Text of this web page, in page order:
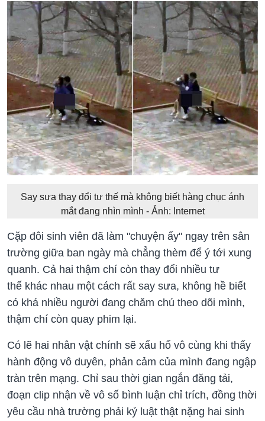
Say sưa thay đổi tư thế mà không biết hàng chục ánh
mắt đang nhìn mình - Ảnh: Internet
Cặp đôi sinh viên đã làm "chuyện ấy" ngay trên sân
trường giữa ban ngày mà chẳng thèm để ý tới xung
quanh. Cả hai thậm chí còn thay đổi nhiều tư
thế khác nhau một cách rất say sưa, không hề biết
có khá nhiều người đang chăm chú theo dõi mình,
thậm chí còn quay phim lại.
Có lẽ hai nhân vật chính sẽ xấu hổ vô cùng khi thấy
hành động vô duyên, phản cảm của mình đang ngập
tràn trên mạng. Chỉ sau thời gian ngắn đăng tải,
đoạn clip nhận về vô số bình luận chỉ trích, đồng thời
yêu cầu nhà trường phải kỷ luật thật nặng hai sinh